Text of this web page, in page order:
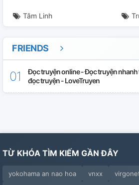
Tâm Linh
FRIENDS
Đọc truyện online - Đọc truyện nhanh
đọc truyện - LoveTruyen
TỪ KHÓA TÌM KIẾM GẦN ĐÂY
yokohama an nao hoa vnxx